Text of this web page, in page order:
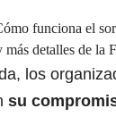
funciona el
detalles de la
los
su